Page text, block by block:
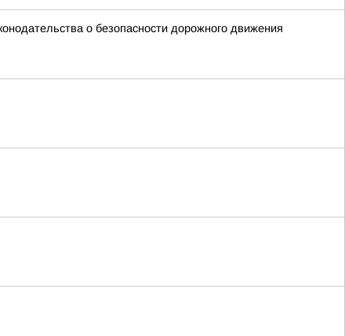
о безопасности дорожного движения